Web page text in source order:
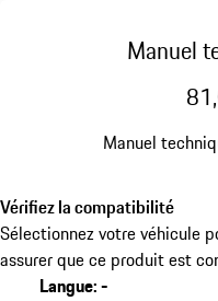
Manuel
Manuel
Vérifiez la compatibilité
Sélectionnez votre véhicule
assurer que ce produit est
Langue:-